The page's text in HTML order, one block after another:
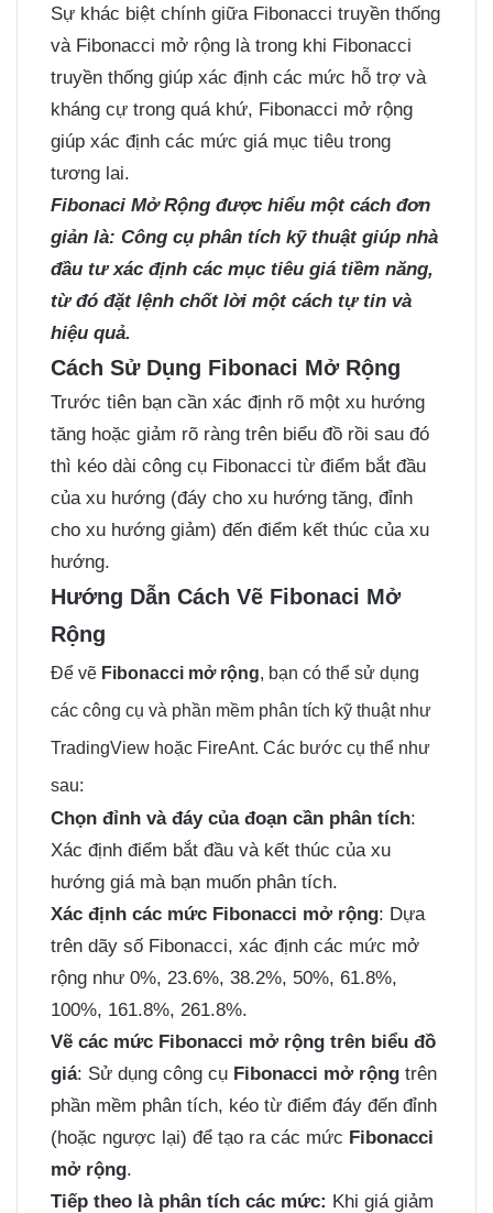
Sự khác biệt chính giữa Fibonacci truyền thống
và Fibonacci mở rộng là trong khi Fibonacci
truyền thống giúp xác định các mức hỗ trợ và
kháng cự trong quá khứ, Fibonacci mở rộng
giúp xác định các mức giá mục tiêu trong
tương lai.
Fibonaci Mở Rộng được hiểu một cách đơn
giản là: Công cụ phân tích kỹ thuật giúp nhà
đầu tư xác định các mục tiêu giá tiềm năng,
từ đó đặt lệnh chốt lời một cách tự tin và
hiệu quả.
Cách Sử Dụng Fibonaci Mở Rộng
Trước tiên bạn cần xác định rõ một xu hướng
tăng hoặc giảm rõ ràng trên biểu đồ rồi sau đó
thì kéo dài công cụ Fibonacci từ điểm bắt đầu
của xu hướng (đáy cho xu hướng tăng, đỉnh
cho xu hướng giảm) đến điểm kết thúc của xu
hướng.
Hướng Dẫn Cách Vẽ Fibonaci Mở
Rộng
Để vẽ Fibonacci mở rộng, bạn có thể sử dụng
các công cụ và phần mềm phân tích kỹ thuật như
TradingView hoặc FireAnt. Các bước cụ thể như
sau:
Chọn đỉnh và đáy của đoạn cần phân tích:
Xác định điểm bắt đầu và kết thúc của xu
hướng giá mà bạn muốn phân tích.
Xác định các mức Fibonacci mở rộng: Dựa
trên dãy số Fibonacci, xác định các mức mở
rộng như 0%, 23.6%, 38.2%, 50%, 61.8%,
100%, 161.8%, 261.8%.
Vẽ các mức Fibonacci mở rộng trên biểu đồ
giá: Sử dụng công cụ Fibonacci mở rộng trên
phần mềm phân tích, kéo từ điểm đáy đến đỉnh
(hoặc ngược lại) để tạo ra các mức Fibonacci
mở rộng.
Tiếp theo là phân tích các mức: Khi giá giảm